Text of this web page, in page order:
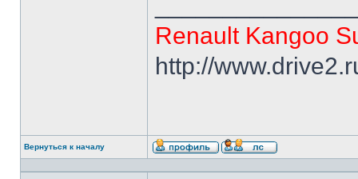
Renault Kangoo
http://
Вернуться к началу